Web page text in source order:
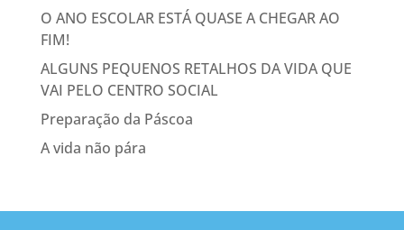
O ANO ESCOLAR ESTÁ QUASE A CHEGAR AO
FIM!
ALGUNS PEQUENOS RETALHOS DA VIDA QUE
VAI PELO CENTRO SOCIAL
Preparação da Páscoa
A vida não pára